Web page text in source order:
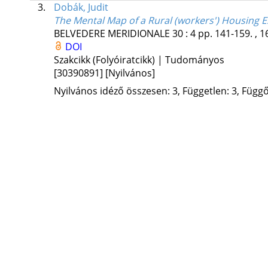
3.
Dobák, Judit
The Mental Map of a Rural (workers') Housing
BELVEDERE MERIDIONALE 30: 4 pp. 141-159. ,
DOI
Szakcikk (Folyóiratcikk) | Tudományos
[30390891] [Nyilvános]
Nyilvános idéző összesen: 3, Független: 3,